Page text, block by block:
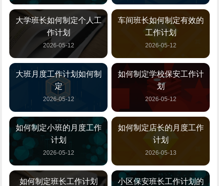
大学班长如何制定个人工
作计划
2026-05-12
车间班长如何制定有效的
工作计划
2026-05-12
大班月度工作计划如何制
定
2026-05-12
如何制定学校保安工作计
划
2026-05-12
如何制定小班的月度工作
计划
2026-05-12
如何制定店长的月度工作
计划
2026-05-13
如何制定班长工作计划 小区保安班长工作计划的